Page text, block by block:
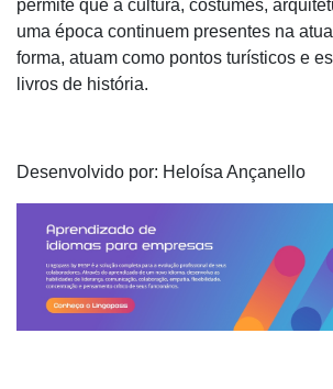
permite que a cultura, costumes,
uma época continuem presentes na
forma, atuam como pontos turísticos e
livros de história.
Desenvolvido por: Heloísa Ançanello